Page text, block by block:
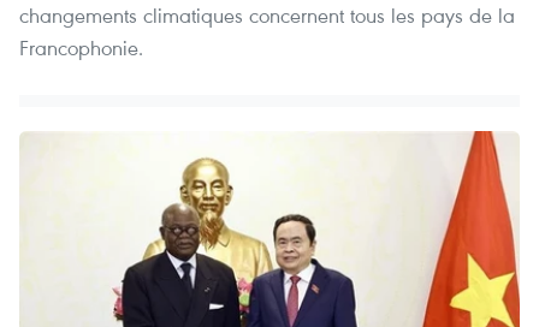
changements climatiques concernent tous les pays de la
Francophonie.